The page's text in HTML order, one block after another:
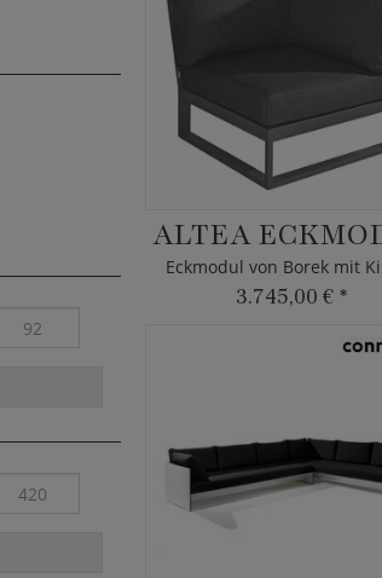
ALTEA
Eckmodul von Borek mit
3.745,00 € *